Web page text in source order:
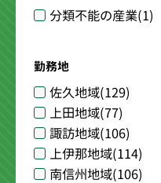
分類不能の産業(1)
勤務地
佐久地域(129)
上田地域(77)
諏訪地域(106)
上伊那地域(114)
南信州地域(106)